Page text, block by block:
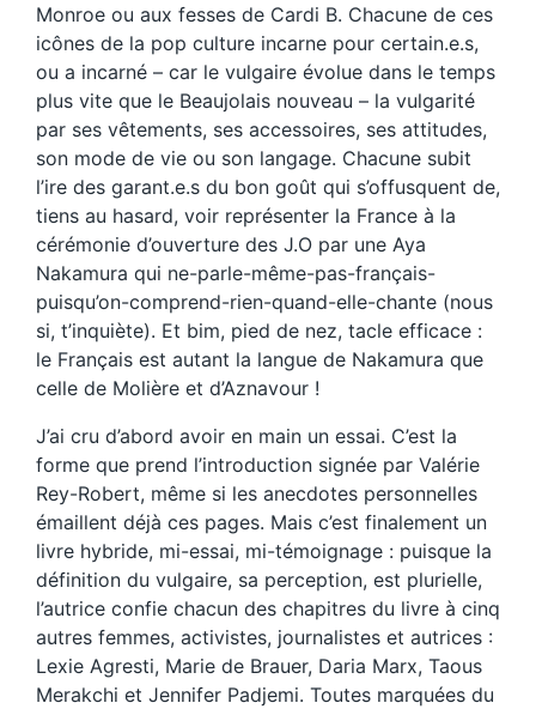
Monroe ou aux fesses de Cardi B. Chacune de ces
icônes de la pop culture incarne pour certain.e.s,
ou a incarné – car le vulgaire évolue dans le temps
plus vite que le Beaujolais nouveau – la vulgarité
par ses vêtements, ses accessoires, ses attitudes,
son mode de vie ou son langage. Chacune subit
l’ire des garant.e.s du bon goût qui s’offusquent de,
tiens au hasard, voir représenter la France à la
cérémonie d’ouverture des J.O par une Aya
Nakamura qui ne-parle-même-pas-français-
puisqu’on-comprend-rien-quand-elle-chante (nous
si, t’inquiète). Et bim, pied de nez, tacle efficace :
le Français est autant la langue de Nakamura que
celle de Molière et d’Aznavour !
J’ai cru d’abord avoir en main un essai. C’est la
forme que prend l’introduction signée par Valérie
Rey-Robert, même si les anecdotes personnelles
émaillent déjà ces pages. Mais c’est finalement un
livre hybride, mi-essai, mi-témoignage : puisque la
définition du vulgaire, sa perception, est plurielle,
l’autrice confie chacun des chapitres du livre à cinq
autres femmes, activistes, journalistes et autrices :
Lexie Agresti, Marie de Brauer, Daria Marx, Taous
Merakchi et Jennifer Padjemi. Toutes marquées du